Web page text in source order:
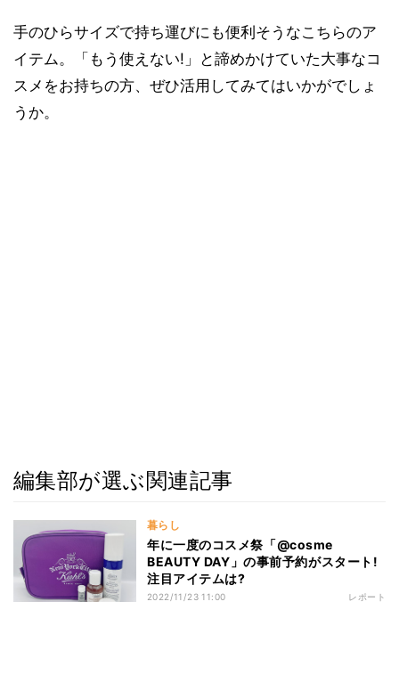
手のひらサイズで持ち運びにも便利そうなこちらのア
イテム。「もう使えない!」と諦めかけていた大事なコ
スメをお持ちの方、ぜひ活用してみてはいかがでしょ
うか。
編集部が選ぶ関連記事
暮らし
年に一度のコスメ祭「@cosme
BEAUTY DAY」の事前予約がスタート!
注目アイテムは?
2022/11/23 11:00 レポート